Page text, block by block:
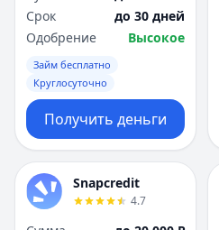
Срок
до 30 дней
Одобрение
Высокое
Займ бесплатно
Круглосуточно
Получить деньги
Snapcredit
4.7